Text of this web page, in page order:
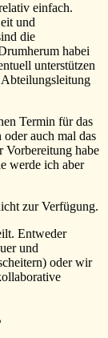
einfach.
und
die
habei
unterstützen
Termin für das
auch mal das
Vorbereitung habe
werde ich aber
zur Verfügung.
Entweder
und
oder wir